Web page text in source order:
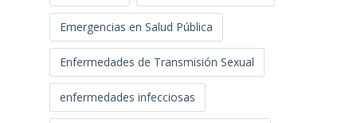
Emergencias en Salud Pública
Enfermedades de Transmisión Sexual
enfermedades infecciosas